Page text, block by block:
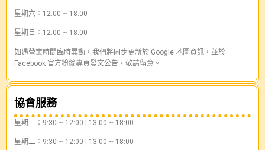
星期六：12:00 ~ 18:00
星期日：12:00 ~ 18:00
如遇營業時間臨時異動，我們將同步更新於 Google 地圖資訊，並於
Facebook 官方粉絲專頁發文公告，敬請留意。
協會服務
星期一：9:30 ~ 12:00 | 13:00 ~ 18:00
星期二：9:30 ~ 12:00 | 13:00 ~ 18:00